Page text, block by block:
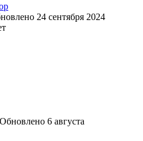
24 сентября 2024
Обновлено 6 августа